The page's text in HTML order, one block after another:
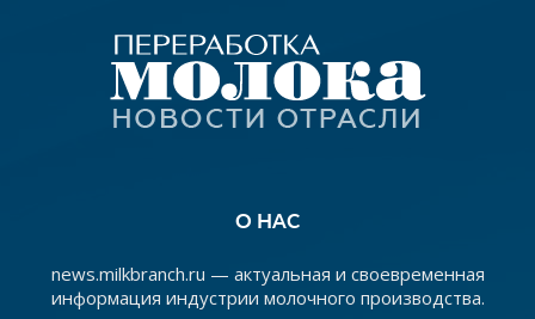
О НАС
news.milkbranch.ru — актуальная и своевременная
информация индустрии молочного производства.